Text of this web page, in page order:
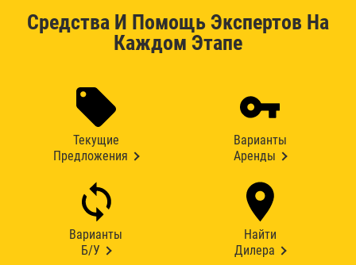
Средства И Помощь Экспертов На
Каждом Этапе
Текущие
Предложения
Варианты
Аренды
Варианты
Б/У
Найти
Дилера